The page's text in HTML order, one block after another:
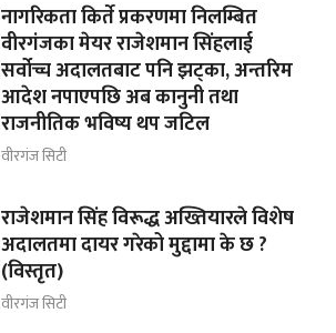
नागरिकता किर्ते प्रकरणमा निलम्बित
वीरगंजका मेयर राजेशमान सिंहलाई
सर्वोच्च अदालतबाट पनि झट्का, अन्तरिम
आदेश नपाएपछि अब कानुनी तथा
राजनीतिक भविष्य थप जटिल
वीरगंज सिटी
राजेशमान सिंह विरूद्ध अख्तियारले विशेष
अदालतमा दायर गरेको मुद्दामा के छ ?
(विस्तृत)
वीरगंज सिटी